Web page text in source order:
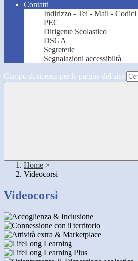
Contatti
Indirizzo - Tel - Mail - Codici
PEC
Dirigente Scolastico
DSGA
Segreterie
Segnalazioni accessibiltà
Campo di ricerca per le pagine del sito
Home >
Videocorsi
Videocorsi